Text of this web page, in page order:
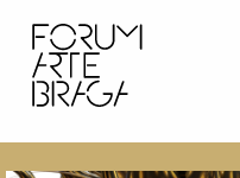
início exposições